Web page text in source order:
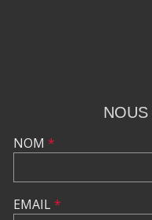
NOUS
NOM *
EMAIL*